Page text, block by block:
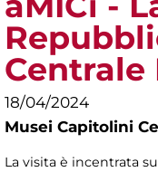
18/04/2024
Musei Capitolini
La visita è incentrata